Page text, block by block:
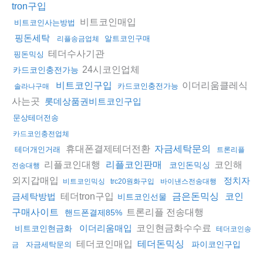
tron구입
비트코인사는방법 비트코인매입
핑돈세탁 리플송금업체
알트코인구매
핑돈믹싱 테더수사기관
카드코인충전가능 24시코인업체
솔라나구매 비트코인구입 카드코인충전가능 이더리움클레식
사는곳 롯데상품권비트코인구입
문상테더전송
카드코인충전업체
테더개인거래 휴대폰결제테더전환 자금세탁문의
트론리플
전송대행
리플코인대행 리플코인판매 코인돈믹싱
코인해
외지갑매입
비트코인믹싱 trc20원화구입 바이낸스전송대행
정치자
금세탁방법 테더tron구입 비트코인선물 금은돈믹싱
코인
구매사이트
핸드폰결제85% 트론리플 전송대행
비트코인현금화 이더리움매입 코인현금화수수료
테더코인송
금
자금세탁문의 테더코인매입 테더돈믹싱 파이코인구입